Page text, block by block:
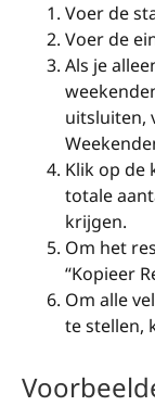
Voer de
Voer de
Als je
uitsluiten,
Klik op de
totale
krijgen.
Om het
“Kopieer
Om alle
te stellen,